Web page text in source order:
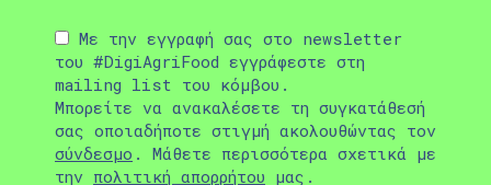
Με την εγγραφή σας στο newsletter
του #DigiAgriFood εγγράφεστε στη
mailing list του κόμβου.
Μπορείτε να ανακαλέσετε τη συγκατάθεσή
σας οποιαδήποτε στιγμή ακολουθώντας τον
σύνδεσμο . Μάθετε περισσότερα σχετικά με
την πολιτική απορρήτου μας.